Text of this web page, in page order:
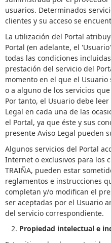
usuarios. Determinados
clientes y su acceso se
La utilización del Portal
Portal (en adelante, el
todas las condiciones
prestación del servicio del
momento en el que el
o a alguno de los servicios
Por tanto, el Usuario debe
Legal en cada una de las
el Portal, ya que éste y sus
presente Aviso Legal pueden
Algunos servicios del Portal
Internet o exclusivos para los
TRAIÑA, pueden estar
reglamentos e instrucciones
completan y/o modifican el
ser aceptadas por el Usuario
del servicio correspondiente.
Propiedad intelectual e